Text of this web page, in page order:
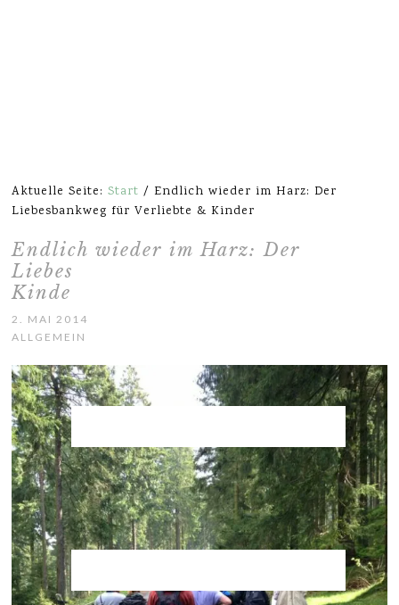
Aktuelle Seite:Start / Endlich wieder im Harz: Der
Liebesbankweg für Verliebte & Kinder
Endlich wieder im Harz: Der
Liebesbankweg für Verliebte &
Kinder
2. MAI 2014
ALLGEMEIN